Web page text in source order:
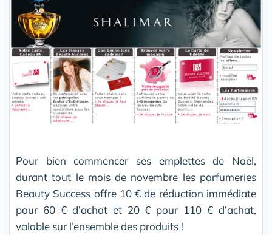
Pour bien commencer ses emplettes de Noël,
durant tout le mois de novembre les parfumeries
Beauty Success offre 10 € de réduction immédiate
pour 60 € d’achat et 20 € pour 110 € d’achat,
valable sur l’ensemble des produits !